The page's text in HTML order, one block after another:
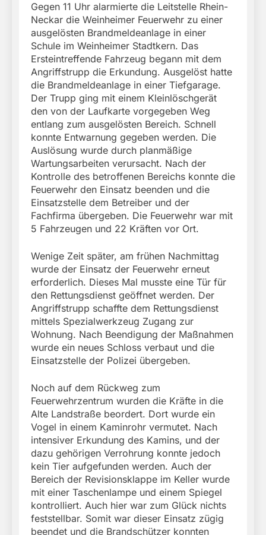
Gegen 11 Uhr alarmierte die Leitstelle Rhein-
Neckar die Weinheimer Feuerwehr zu einer
ausgelösten Brandmeldeanlage in einer
Schule im Weinheimer Stadtkern. Das
Ersteintreffende Fahrzeug begann mit dem
Angriffstrupp die Erkundung. Ausgelöst hatte
die Brandmeldeanlage in einer Tiefgarage.
Der Trupp ging mit einem Kleinlöschgerät
den von der Laufkarte vorgegeben Weg
entlang zum ausgelösten Bereich. Schnell
konnte Entwarnung gegeben werden. Die
Auslösung wurde durch planmäßige
Wartungsarbeiten verursacht. Nach der
Kontrolle des betroffenen Bereichs konnte die
Feuerwehr den Einsatz beenden und die
Einsatzstelle dem Betreiber und der
Fachfirma übergeben. Die Feuerwehr war mit
5 Fahrzeugen und 22 Kräften vor Ort.
Wenige Zeit später, am frühen Nachmittag
wurde der Einsatz der Feuerwehr erneut
erforderlich. Dieses Mal musste eine Tür für
den Rettungsdienst geöffnet werden. Der
Angriffstrupp schaffte dem Rettungsdienst
mittels Spezialwerkzeug Zugang zur
Wohnung. Nach Beendigung der Maßnahmen
wurde ein neues Schloss verbaut und die
Einsatzstelle der Polizei übergeben.
Noch auf dem Rückweg zum
Feuerwehrzentrum wurden die Kräfte in die
Alte Landstraße beordert. Dort wurde ein
Vogel in einem Kaminrohr vermutet. Nach
intensiver Erkundung des Kamins, und der
dazu gehörigen Verrohrung konnte jedoch
kein Tier aufgefunden werden. Auch der
Bereich der Revisionsklappe im Keller wurde
mit einer Taschenlampe und einem Spiegel
kontrolliert. Auch hier war zum Glück nichts
feststellbar. Somit war dieser Einsatz zügig
beendet und die Brandschützer konnten